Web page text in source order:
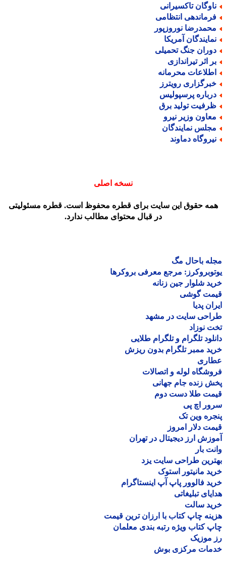
تاکسیرانی
انتظامی
نوروزپور
آمریکا
جنگ تحمیلی
اثر تیراندازی
محرمانه
رویترز
پرسپولیس
تولید برق
وزیر نیرو
نمایندگان
دماوند
نسخه اصلی
حقوق این سایت برای قطره محفوظ است. قطره مسئولیتی
در قبال محتوای مطالب ندارد.
باحال مگ
مرجع معرفی بروکرها
شلوار جین زنانه
گوشی
پدیا
سایت در مشهد
نوزاد
تلگرام و تلگرام طلایی
ممبر تلگرام بدون ریزش
لوله و اتصالات
زنده جام جهانی
طلا دست دوم
اچ پی
وین تک
دلار امروز
ارز دیجیتال در تهران
بار
طراحی سایت یزد
مانیتور استوک
فالوور پاپ آپ اینستاگرام
تبلیغاتی
سالت
چاپ کتاب با ارزان ترین قیمت
کتاب ویژه رتبه بندی معلمان
موزیک
مرکزی بوش